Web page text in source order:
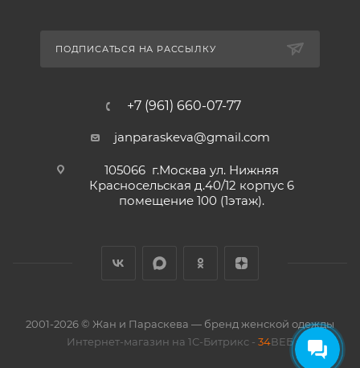
ПОДПИСАТЬСЯ НА РАССЫЛКУ
+7 (961) 660-07-77
janparaskeva@gmail.com
105066 г.Москва ул. Нижняя
Красносельская д.40/12 корпус 6
помещение 100 (1этаж).
2001-2026 © Жан и Параскева — бренд женской одежды
Интернет-магазин на 1С-Битрикс - 34ВЕБ